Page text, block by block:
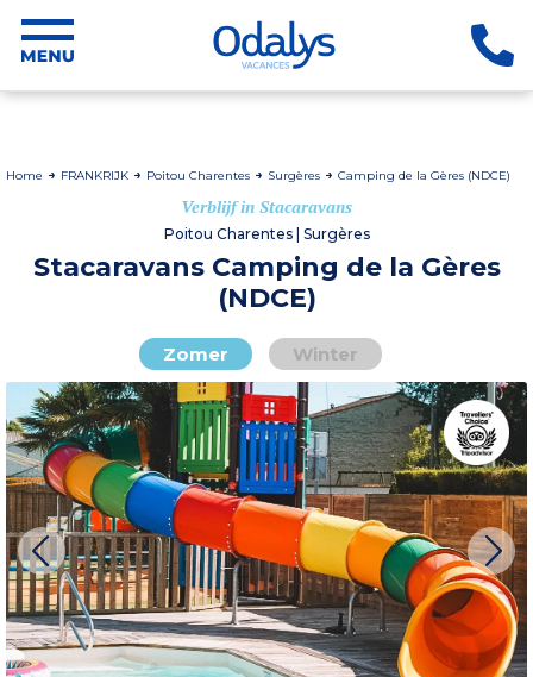
Home FRANKRIJK Poitou Charentes Surgères Camping de la Gères (NDCE)
Verblijf in Stacaravans
Poitou Charentes | Surgères
Stacaravans Camping de la Gères
(NDCE)
Zomer Winter